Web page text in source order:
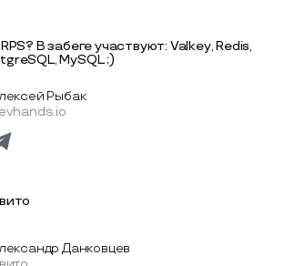
В забеге участвуют: Valkey, Redis,
MySQL ;)
Рыбак
Данковцев